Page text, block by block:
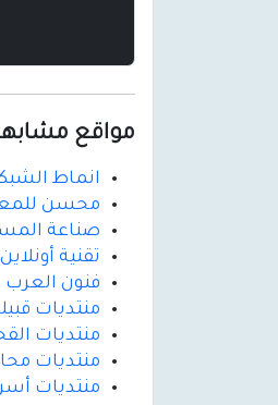
مواقع
انماط
محسن
صناعة
تقنية أونلاين
فنون العرب
منتديات
منتديات
منتديات
منتديات